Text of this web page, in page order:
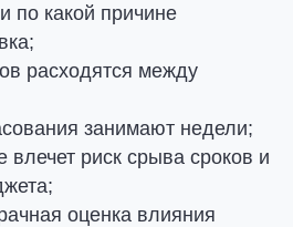
по какой причине
расходятся между
занимают недели;
риск срыва сроков и
оценка влияния